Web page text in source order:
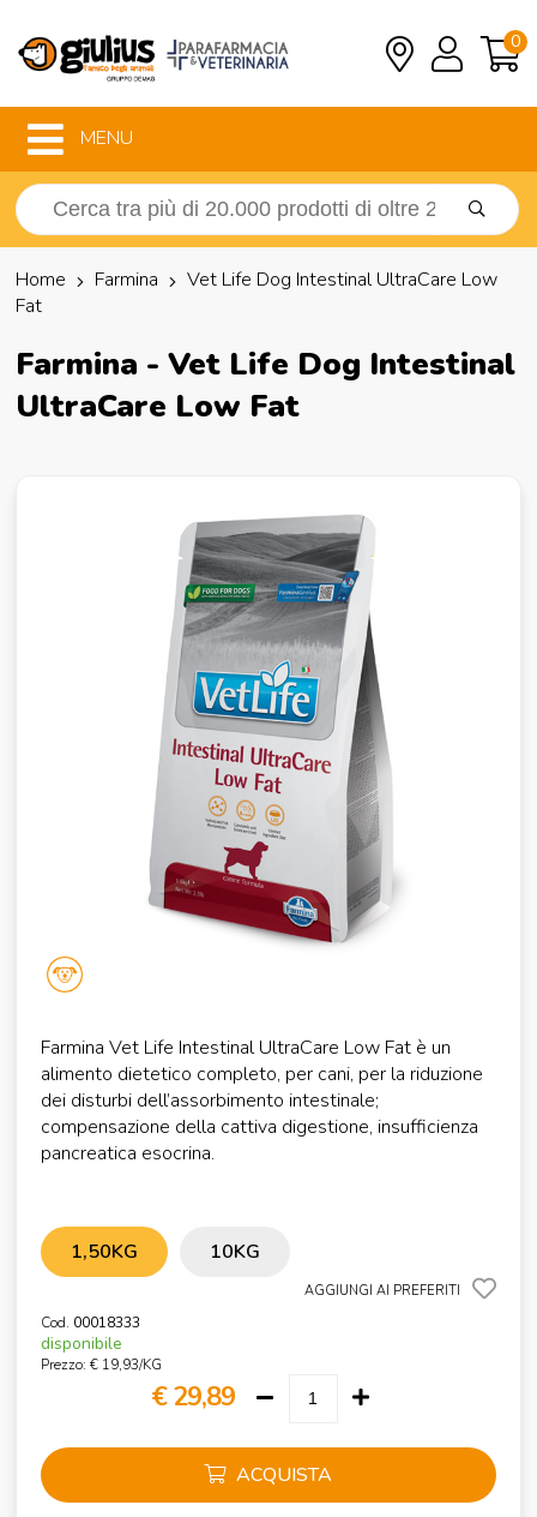
0
MENU
Home Farmina
Vet Life Dog Intestinal UltraCare Low
Fat
Farmina - Vet Life Dog Intestinal
UltraCare Low Fat
Farmina Vet Life Intestinal UltraCare Low Fat è un
alimento dietetico completo, per cani, per la riduzione
dei disturbi dell’assorbimento intestinale;
compensazione della cattiva digestione, insufficienza
pancreatica esocrina.
1,50KG 10KG
AGGIUNGI AI PREFERITI
Cod. 00018333
disponibile
Prezzo: € 19,93/KG
€ 29,89
ACQUISTA